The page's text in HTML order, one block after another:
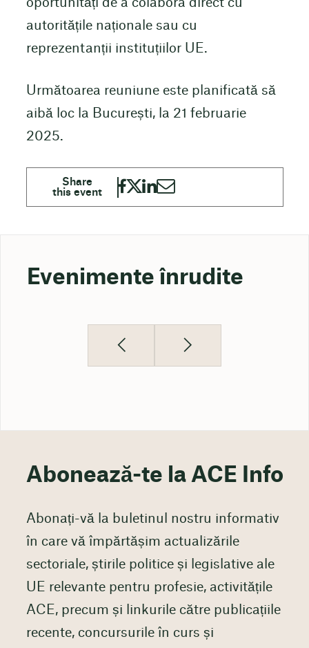
oportunități de a colabora direct cu
autoritățile naționale sau cu
reprezentanții instituțiilor UE.
Următoarea reuniune este planificată să
aibă loc la București, la 21 februarie
2025.
Evenimente înrudite
Abonează-te la ACE Info
Abonați-vă la buletinul nostru informativ
în care vă împărtășim actualizările
sectoriale, știrile politice și legislative ale
UE relevante pentru profesie, activitățile
ACE, precum și linkurile către publicațiile
recente, concursurile în curs și